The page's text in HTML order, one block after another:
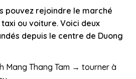
pouvez rejoindre le marché
ou voiture. Voici deux
depuis le centre de Duong
Mang Thang Tam → tourner à